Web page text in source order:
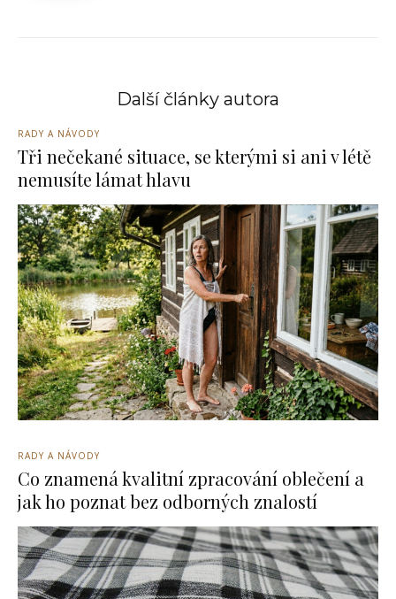
Další články autora
RADY A NÁVODY
Tři nečekané situace, se kterými si ani v létě
nemusíte lámat hlavu
RADY A NÁVODY
Co znamená kvalitní zpracování oblečení a
jak ho poznat bez odborných znalostí